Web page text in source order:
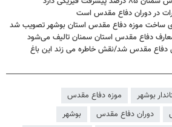
در دوران دفاع مقدس است
دفاع مقدس استان سمنان تالیف می‌شود
مقدس شد/نقش خاطره می زند این باغ
بوشهر
موزه دفاع مقدس
دوران دفاع مقدس
بوشهر